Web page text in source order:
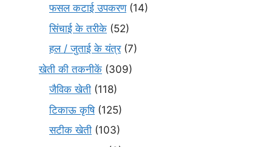
फसल कटाई उपकरण(14)
सिंचाई के तरीके (52)
हल / जुताई के यंत्र(7)
खेती की तकनीकें (309)
जैविक खेती (118)
टिकाऊ कृषि(125)
सटीक खेती (103)